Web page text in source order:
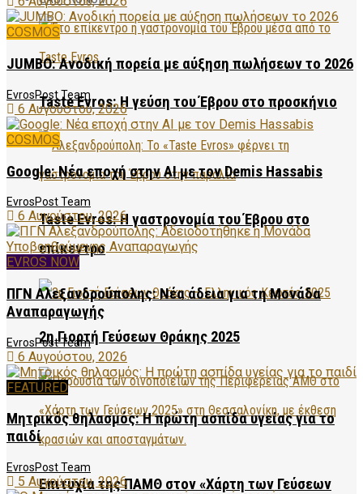
Taste Evros: Η γεύση του Έβρου στο προσκήνιο
Taste Evros: Η γαστρονομία του Έβρου στο
επίκεντρο
2η Γιορτή Γεύσεων Θράκης 2025
Επιτυχία της ΠΑΜΘ στον «Χάρτη των Γεύσεων
COSMOS
JUMBO: Ανοδική πορεία με αύξηση πωλήσεων το 2026
EvrosPost Team
6 Αυγούστου, 2026
COSMOS
Google: Νέα εποχή στην AI με τον Demis Hassabis
EvrosPost Team
6 Αυγούστου, 2026
EVROS NOW
ΠΓΝ Αλεξανδρούπολης: Νέα άδεια για τη Μονάδα
Αναπαραγωγής
EvrosPost Team
6 Αυγούστου, 2026
FEATURED
Μητρικός θηλασμός: Η πρώτη ασπίδα υγείας για το
παιδί
EvrosPost Team
5 Αυγούστου, 2026